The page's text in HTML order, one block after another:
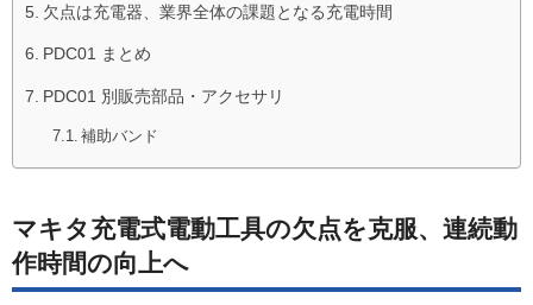
欠点は充電器、業界全体の課題となる充電時間
PDC01 まとめ
PDC01 別販売部品・アクセサリ
補助バンド
マキタ充電式電動工具の欠点を克服、連続動
作時間の向上へ